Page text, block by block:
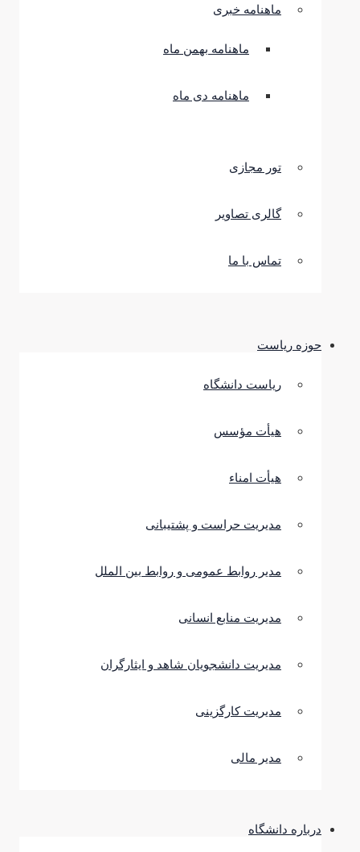
ماهنامه خبری
ماهنامه بهمن ماه
ماهنامه دی ماه
تور مجازی
گالری تصاویر
تماس با ما
حوزه ریاست
ریاست دانشگاه
هیأت مؤسس
هیأت امناء
مدیریت حراست و پشتیبانی
مدیر روابط عمومی و روابط بین الملل
مدیریت منابع انسانی
مدیریت دانشجویان شاهد و ایثارگران
مدیریت کارگزینی
مدیر مالی
درباره دانشگاه